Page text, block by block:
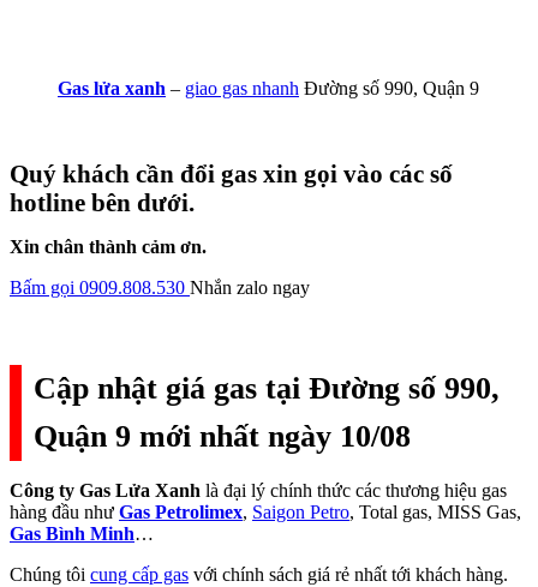
Gas lửa xanh – giao gas nhanh Đường số 990, Quận 9
Quý khách cần đổi gas xin gọi vào các số
hotline bên dưới.
Xin chân thành cảm ơn.
Bấm gọi 0909.808.530 Nhắn zalo ngay
Cập nhật giá gas tại Đường số 990,
Quận 9 mới nhất ngày 10/08
Công ty Gas Lửa Xanh là đại lý chính thức các thương hiệu gas
hàng đầu như Gas Petrolimex, Saigon Petro, Total gas, MISS Gas,
Gas Bình Minh…
Chúng tôi cung cấp gas với chính sách giá rẻ nhất tới khách hàng.